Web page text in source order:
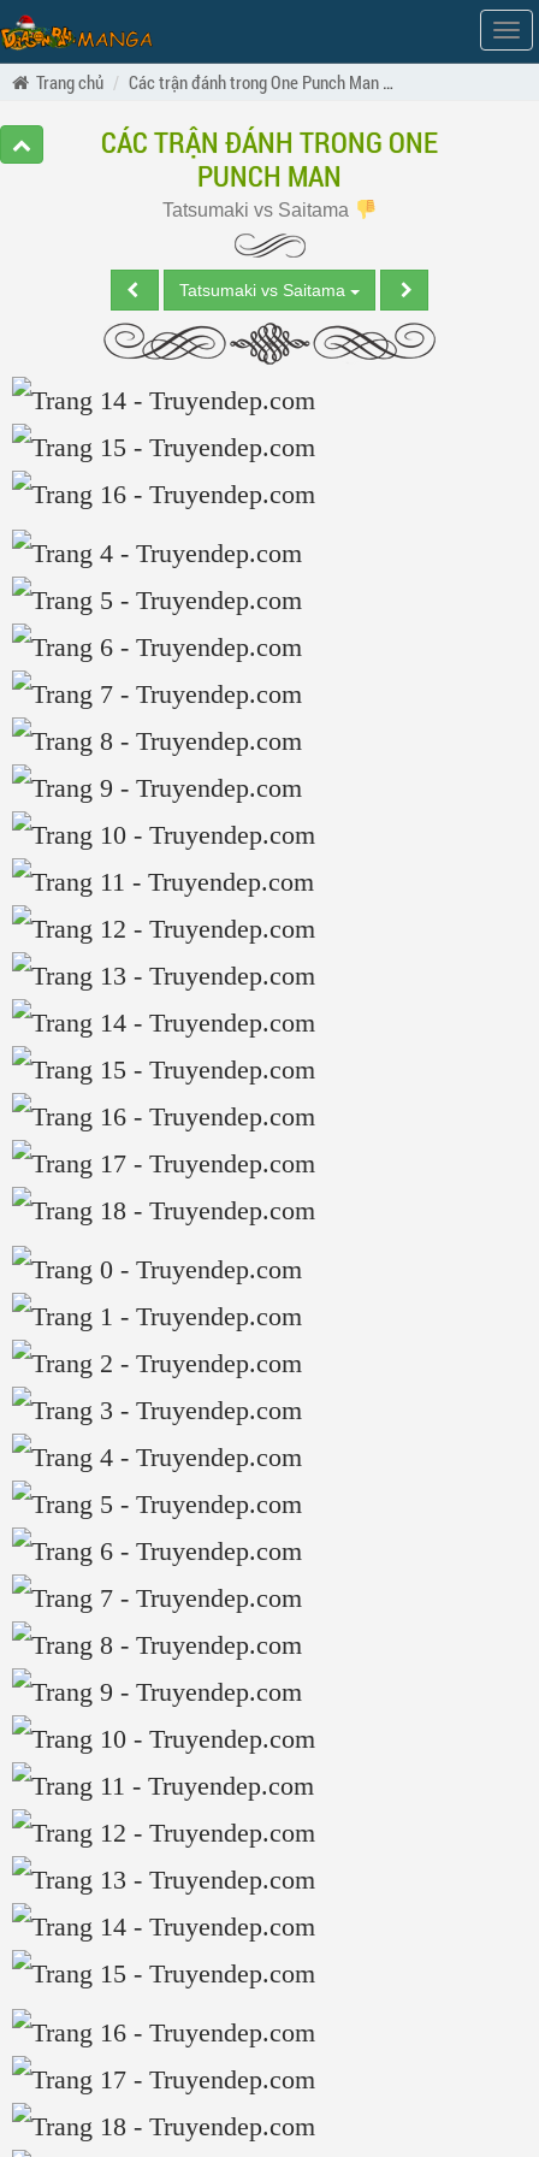
Hiện
Trang chủ
Các trận đánh trong One Punch Man
CÁC TRẬN ĐÁNH TRONG ONE
PUNCH MAN
Tatsumaki vs Saitama
Tatsumaki vs Saitama